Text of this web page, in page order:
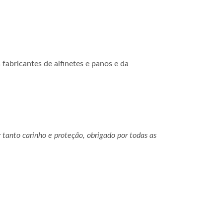
de alfinetes e panos e da
carinho e proteção, obrigado por todas as